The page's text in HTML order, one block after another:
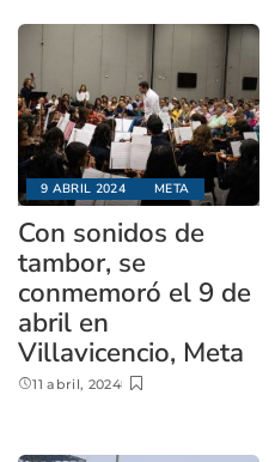
9 ABRIL 2024 META
Con sonidos de
tambor, se
conmemoró el 9 de
abril en
Villavicencio, Meta
11 abril, 2024